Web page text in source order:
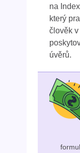
na
který
člověk
úvěrů.